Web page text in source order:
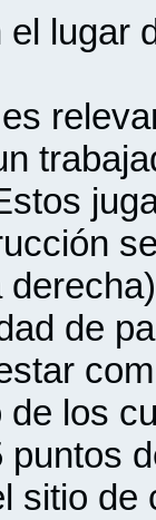
lugar
de
de los
puntos
sitio de